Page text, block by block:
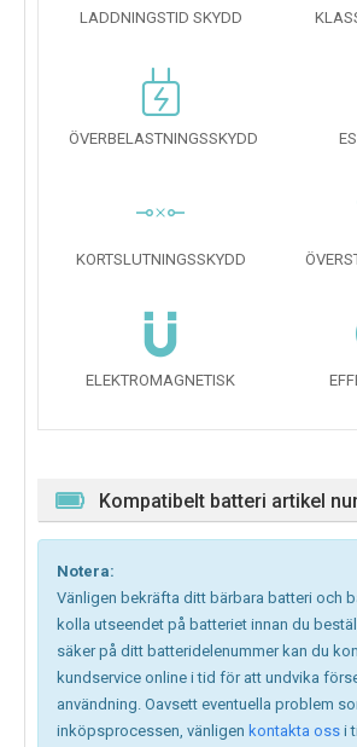
LADDNINGSTID SKYDD
ÖVERBELASTNINGSSKYDD
KORTSLUTNINGSSKYDD
ELEKTROMAGNETISK
Kompatibelt batteri artikel
Notera:
Vänligen bekräfta ditt bärbara batteri och
kolla utseendet på batteriet innan du
säker på ditt batteridelenummer kan du
kundservice online i tid för att undvika
användning. Oavsett eventuella problem
inköpsprocessen, vänligen kontakta oss i